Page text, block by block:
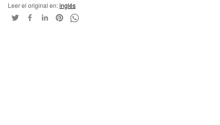
Leer el original en:inglés